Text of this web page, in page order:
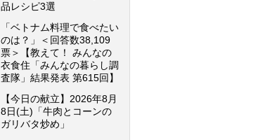
品レシピ3選
「ベトナム料理で食べたい
のは？」＜回答数38,109
票＞【教えて！ みんなの
衣食住「みんなの暮らし調
査隊」結果発表 第615回】
【今日の献立】2026年8月
8日(土)「牛肉とコーンの
ガリバタ炒め」